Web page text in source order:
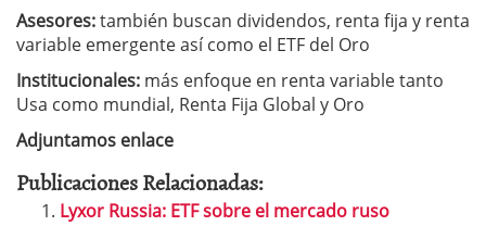
Asesores:también buscan dividendos, renta fija y renta
variable emergente así como el ETF del Oro
Institucionales: más enfoque en renta variable tanto
Usa como mundial, Renta Fija Global y Oro
Adjuntamos enlace
Publicaciones Relacionadas:
Lyxor Russia: ETF sobre el mercado ruso